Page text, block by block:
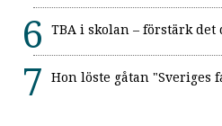
TBA i skolan – förstärk
Hon löste gåtan "Sveriges